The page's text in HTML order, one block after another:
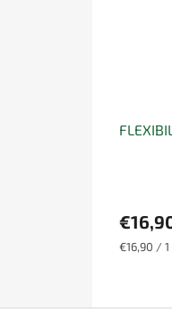
€16,90 / 1